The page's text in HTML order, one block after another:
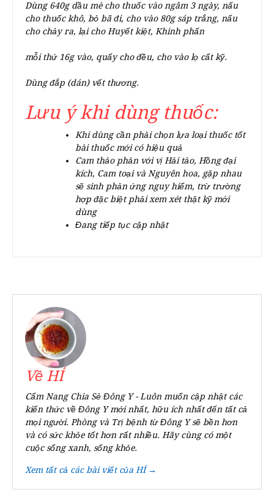
Dùng 640g dầu mè cho thuốc vào ngâm 3 ngày, nấu
cho thuốc khô, bỏ bã đi, cho vào 80g sáp trắng, nấu
cho chảy ra, lại cho Huyết kiệt, Khinh phấn
mỗi thứ 16g vào, quấy cho đều, cho vào lọ cất kỹ.
Dùng đắp (dán) vết thương.
Lưu ý khi dùng thuốc:
Khi dùng cần phải chọn lựa loại thuốc tốt
bài thuốc mới có hiệu quả
Cam thảo phản với vị Hải tảo, Hồng đại
kích, Cam toại và Nguyên hoa, gặp nhau
sẽ sinh phản ứng nguy hiểm, trừ trường
hợp đặc biệt phải xem xét thật kỹ mới
dùng
Đang tiếp tục cập nhật
Về HÍ
Cẩm Nang Chia Sẻ Đông Y - Luôn muốn cập nhật các
kiến thức về Đông Y mới nhất, hữu ích nhất đến tất cả
mọi người. Phòng và Trị bệnh từ Đông Y sẽ bền hơn
và có sức khỏe tốt hơn rất nhiều. Hãy cùng có một
cuộc sống xanh, sống khỏe.
Xem tất cả các bài viết của HÍ →